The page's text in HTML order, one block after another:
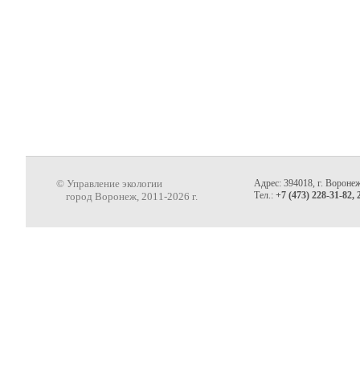
© Управление экологии
город Воронеж, 2011-2026 г.
Адрес: 394018, г.
Тел.: +7 (473) 228-31-82,